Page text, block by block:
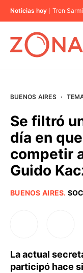
Noticias hoy Tren
BUENOS AIRES
PROVINCIAS
BUENOS AIRES ·
Se filtró
día en
competir
Guido
BUENOS AIRES.
La actual
participó hace